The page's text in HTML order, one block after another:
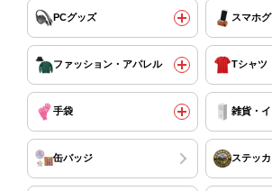
PCグッズ スマホ
ファッション・アパレル Tシャツ
手袋 雑貨・
缶バッジ ステッ